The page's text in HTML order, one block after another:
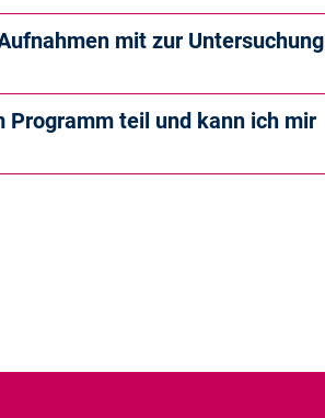
mit zur Untersuchung
Programm teil und kann ich mir